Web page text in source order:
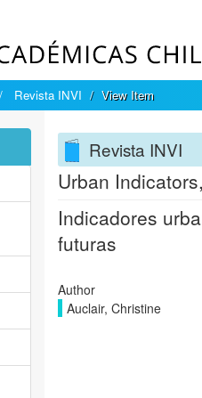
Revista INVI View Item
Revista INVI
Urban
Indicadores
futuras
Author
Auclair, Christine